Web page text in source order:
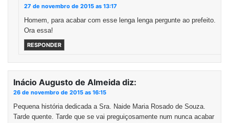
27 de novembro de 2015 as 13:17
Homem, para acabar com esse lenga lenga pergunte ao prefeito.
Ora essa!
RESPONDER
Inácio Augusto de Almeida diz:
26 de novembro de 2015 as 16:15
Pequena história dedicada a Sra. Naide Maria Rosado de Souza.
Tarde quente. Tarde que se vai preguiçosamente num nunca acabar